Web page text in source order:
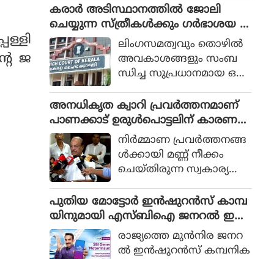
ജ
ചുമത്തിയത്. എംഎല്‍എ
യുടെ നിര്‍ദ്ദേശപ്രകാരം
യൂത്ത് കോണ്‍ഗ്രസ് ആണ്
പിഴത്തുക അടച്ചത്.
മെഴുവേലി സ്വ
ദേശിയുടേതാണ് ഈ
വാഹനം.
കരാര്‍ അടിസ്ഥാനത്തില്‍ ജോലി
ചെയ്യുന്ന സ്ത്രീകള്‍ക്കും ഗര്‍ഭാശയ ശ
സ്ത്രക്രിയയ്ക്ക് ശമ്പളത്തോടുകൂടിയ
അവധി അനുവദിച്ച് കേരള
ഹൈക്കോടതി
ലിംഗസമത്വവും തൊഴില്‍
അവകാശങ്ങളും സംബ
ന്ധിച്ച സുപ്രധാനമായ ഒരു
സഹായത്തോടെയുള്ള പ
ദ്ധതികളില്‍ കരാര്‍ അ
ടിസ്ഥാനത്തില്‍ ജോലി
ചെയ്യുന്ന സ്ത്രീകള്‍ക്ക് ഗ
ര്‍ഭാശയ ശസ്ത്രക്രിയ
യെത്തുടര്‍ന്ന് (hysterecto
my) ശമ്പളത്തോടുകൂടിയ
ചികിത്സാ അവധിക്ക് അ
ര്‍ഹതയുണ്ടെന്ന് കേരള
ഹൈക്കോടതി വ്യക്ത
മാക്കി.
അനധികൃത ക്വാറി പ്രവര്‍ത്തനമാണ്
പാണക്കാട് ഉരുള്‍പൊട്ടലിന് കാരണ
മായതെന്ന് മന്ത്രി പികെ
കുഞ്ഞാലിക്കുട്ടി
നിര്‍മ്മാണ പ്രവര്‍ത്തനങ്ങ
ള്‍ക്കായി മണ്ണ് നീക്കം
ചെയ്തിരുന്ന സ്വകാര്യ
ഭാഗം കനത്ത മഴയെത്തുട
ര്‍ന്ന് ഇടിഞ്ഞുതാഴ്ന്ന ഉ
രുള്‍പൊട്ടല്‍ ബാധിച്ച പ്ര
ദേശം സന്ദര്‍ശിച്ച ശേഷ
പുതിയ മോട്ടോർ ഇൻഷുറൻസ് കാമ്പ
യിനുമായി എസ്ബിഐ ജനറൽ ഇൻ
ഷുറൻസ്
രാജ്യത്തെ മുൻനിര ജനറ
ൽ ഇൻഷുറൻസ് കമ്പനിക